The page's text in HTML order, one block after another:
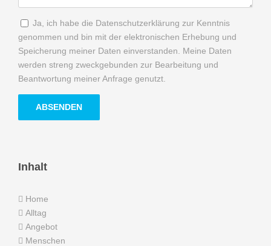
Ja, ich habe die Datenschutzerklärung zur Kenntnis
genommen und bin mit der elektronischen Erhebung und
Speicherung meiner Daten einverstanden. Meine Daten
werden streng zweckgebunden zur Bearbeitung und
Beantwortung meiner Anfrage genutzt.
Inhalt
Home
Alltag
Angebot
Menschen